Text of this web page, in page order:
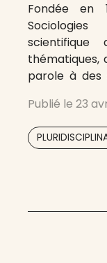
Fondée en
scientifique
thématiques,
parole à des
sur un débat
La volonté
réflexions
Publié le 23